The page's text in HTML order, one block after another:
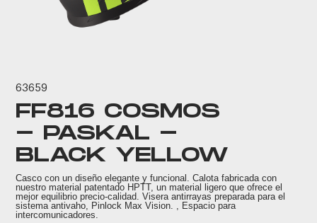
63659
FF816 COSMOS
- PASKAL -
BLACK YELLOW
Casco con un diseño elegante y funcional. Calota fabricada con
nuestro material patentado HPTT, un material ligero que ofrece el
mejor equilibrio precio-calidad. Visera antirrayas preparada para el
sistema antivaho, Pinlock Max Vision. , Espacio para
intercomunicadores.